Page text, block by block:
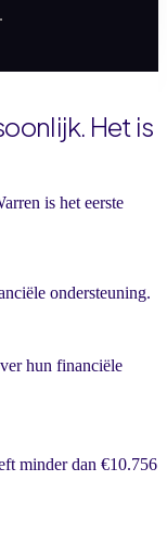
Het is
is het eerste
ondersteuning.
hun financiële
minder dan €10.756